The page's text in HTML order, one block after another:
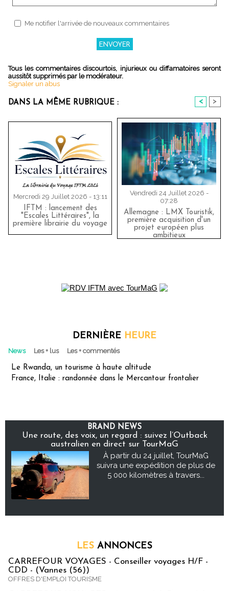
Me notifier l'arrivée de nouveaux commentaires
Tous les commentaires discourtois, injurieux ou diffamatoires seront
aussitôt supprimés par le modérateur.
Signaler un abus
DANS LA MÊME RUBRIQUE : < >
Mercredi 29 Juillet 2026 - 13:11
IFTM : lancement des
"Escales Littéraires", la
première librairie du voyage
Vendredi 24 Juillet 2026 -
07:28
Allemagne : LMX Touristik,
première acquisition d'un
projet européen plus
ambitieux
DERNIÈRE HEURE
News Les + lus Les + commentés
Le Rwanda, un tourisme à haute altitude
France, Italie : randonnée dans le Mercantour frontalier
BRAND NEWS
Une route, des voix, un regard : suivez l’Outback
australien en direct sur TourMaG
À partir du 24 juillet, TourMaG
suivra une expédition de plus de
5 000 kilomètres à travers...
LES ANNONCES
CARREFOUR VOYAGES - Conseiller voyages H/F -
CDD - (Vannes (56))
OFFRES D'EMPLOI TOURISME